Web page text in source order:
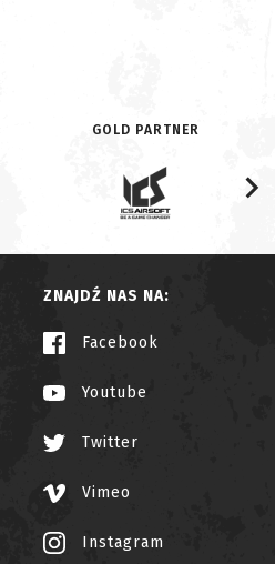
GOLD PARTNER
ZNAJDŹ NAS NA:
Facebook
Youtube
Twitter
Vimeo
Instagram